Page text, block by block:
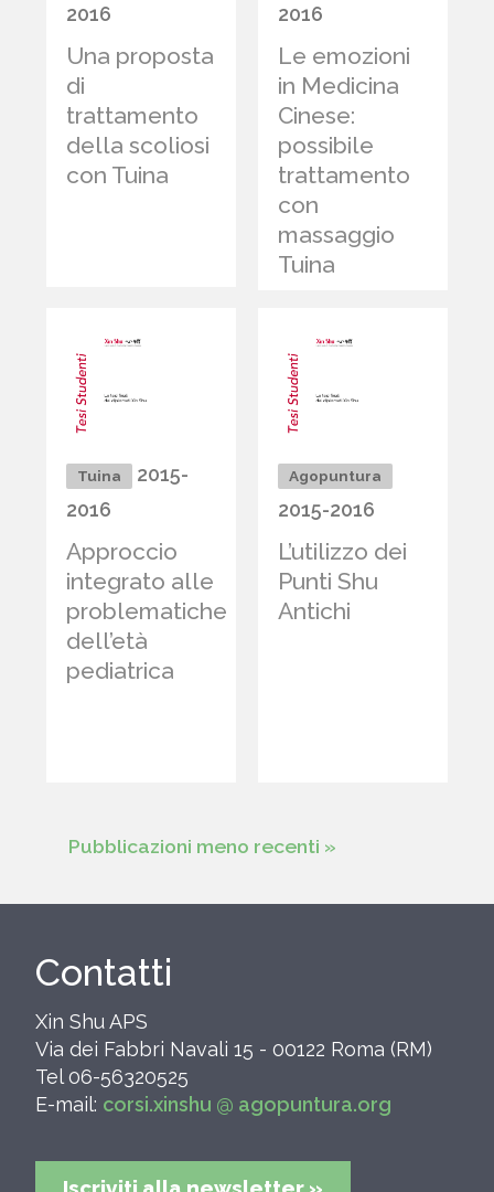
2016
Una proposta
di
trattamento
della scoliosi
con Tuina
2016
Le emozioni
in Medicina
Cinese:
possibile
trattamento
con
massaggio
Tuina
Tuina
2015-
2016
Approccio
integrato alle
problematiche
dell’età
pediatrica
Agopuntura
2015-2016
L’utilizzo dei
Punti Shu
Antichi
Pubblicazioni meno recenti »
Contatti
Xin Shu APS
Via dei Fabbri Navali 15 - 00122 Roma (RM)
Tel 06-56320525
E-mail: corsi.xinshu @ agopuntura.org